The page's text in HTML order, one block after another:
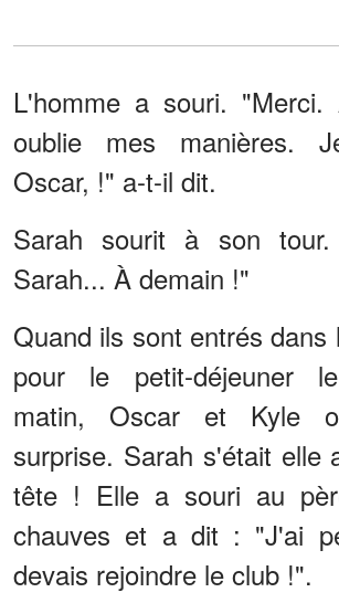
L'homme a souri.
oublie mes manières.
Oscar, !" a-t-il dit.
Sarah sourit à son
Sarah... À demain !"
Quand ils sont entrés dans
pour le petit-déjeuner
matin, Oscar et Kyle
surprise. Sarah s'était elle
tête ! Elle a souri au
chauves et a dit : "J'ai
devais rejoindre le club !".